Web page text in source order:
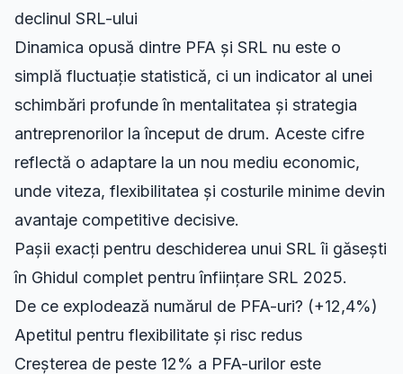
declinul SRL-ului
Dinamica opusă dintre PFA și SRL nu este o
simplă fluctuație statistică, ci un indicator al unei
schimbări profunde în mentalitatea și strategia
antreprenorilor la început de drum. Aceste cifre
reflectă o adaptare la un nou mediu economic,
unde viteza, flexibilitatea și costurile minime devin
avantaje competitive decisive.
Pașii exacți pentru deschiderea unui SRL îi găsești
în Ghidul complet pentru înființare SRL 2025.
De ce explodează numărul de PFA-uri? (+12,4%)
Apetitul pentru flexibilitate și risc redus
Creșterea de peste 12% a PFA-urilor este